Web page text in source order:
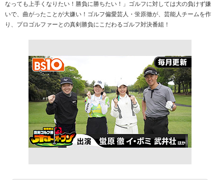
なっても上手くなりたい！勝負に勝ちたい！」ゴルフに対しては大の負けず嫌
いで、曲がったことが大嫌い！ゴルフ偏愛芸人・蛍原徹が、芸能人チームを作
り、プロゴルファーとの真剣勝負にこだわるゴルフ対決番組！